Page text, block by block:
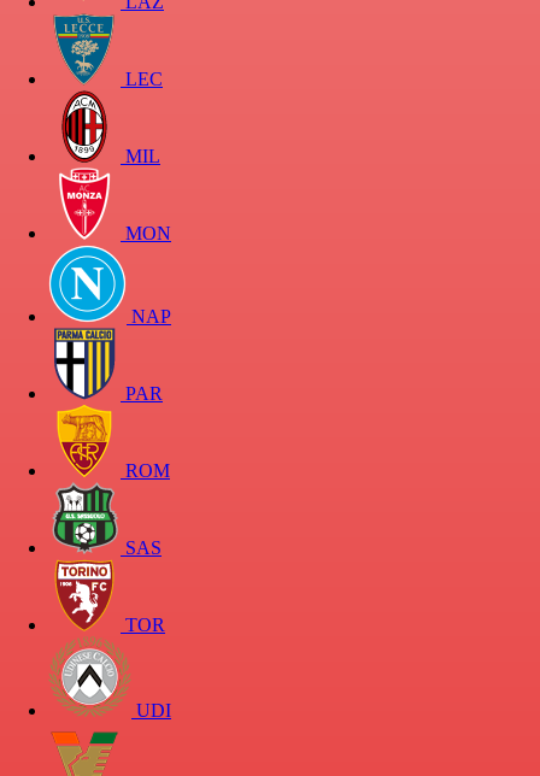
LEC
MIL
MON
NAP
PAR
ROM
SAS
TOR
UDI